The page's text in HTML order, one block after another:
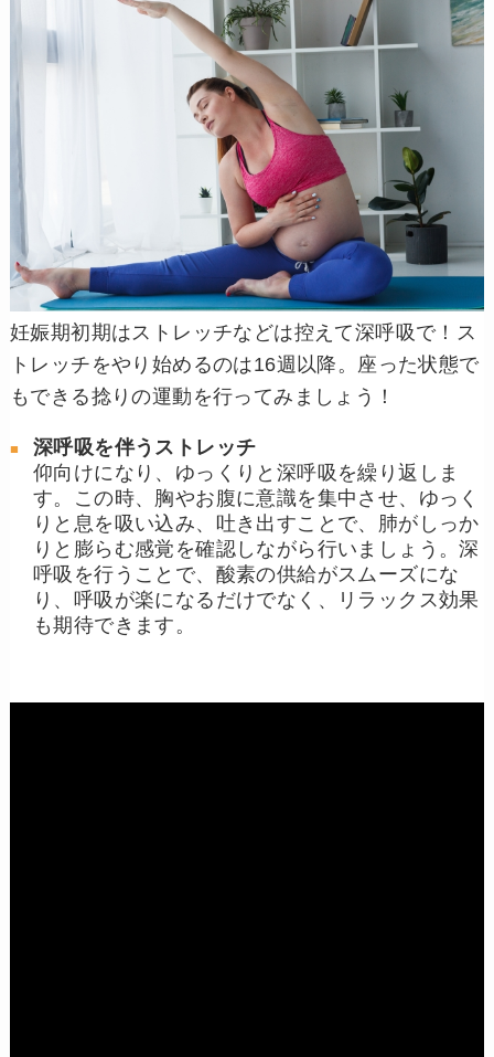
妊娠期初期はストレッチなどは控えて深呼吸で！ス
トレッチをやり始めるのは16週以降。座った状態で
もできる捻りの運動を行ってみましょう！
深呼吸を伴うストレッチ
仰向けになり、ゆっくりと深呼吸を繰り返しま
す。この時、胸やお腹に意識を集中させ、ゆっく
りと息を吸い込み、吐き出すことで、肺がしっか
りと膨らむ感覚を確認しながら行いましょう。深
呼吸を行うことで、酸素の供給がスムーズにな
り、呼吸が楽になるだけでなく、リラックス効果
も期待できます。